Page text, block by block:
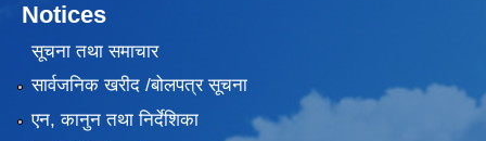
Notices
सूचना तथा समाचार
सार्वजनिक खरीद /बोलपत्र सूचना
एन, कानुन तथा निर्देशिका